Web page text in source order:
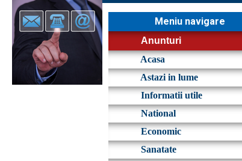
Meniu navigare
Anunturi
Acasa
Astazi in lume
Informatii utile
National
Economic
Sanatate